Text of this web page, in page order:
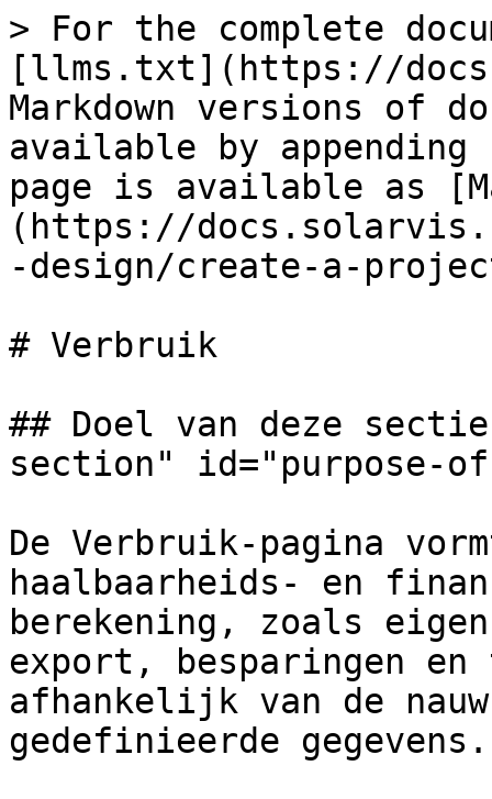
> For the complete
[llms.txt](https://
Markdown versions of
available by
page is available as
(https://
-design/create-a-
# Verbruik
## Doel van deze
section" id="purpose-
De Verbruik-pagina
haalbaarheids- en
berekening, zoals
export, besparingen
afhankelijk van de
gedefinieerde gegevens.